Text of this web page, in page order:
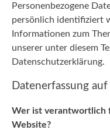
Maschinenbau
Schiffsreparaturen
Personalservice
Personenbezogene
persönlich identifiziert
Informationen zum
unserer unter diesem
Datenschutzerklärung.
Datenerfassung
Wer ist verantwortlich
Website?